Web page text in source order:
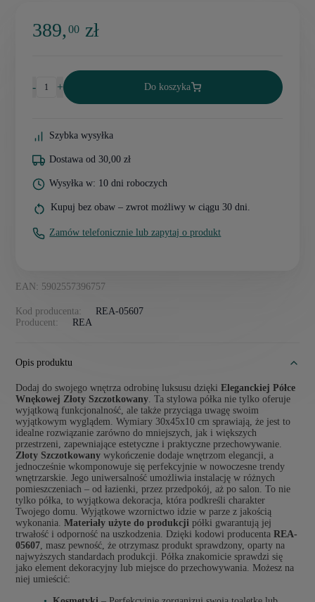
EAN: 5902557396757
Kod producenta:
REA-05607
Producent:
REA
389,00 zł
- + Do koszyka
Szybka wysyłka
Dostawa od 30,00 zł
Wysyłka w: 10 dni roboczych
Kupuj bez obaw – zwrot możliwy w ciągu 30 dni.
Zamów telefonicznie lub zapytaj o produkt
Opis produktu
Dodaj do swojego wnętrza odrobinę luksusu dziękiEleganckiej Półce
Wnękowej Złoty Szczotkowany. Ta stylowa półka nie tylko oferuje
wyjątkową funkcjonalność, ale także przyciąga uwagę swoim
wyjątkowym wyglądem. Wymiary 30x45x10 cm sprawiają, że jest to
idealne rozwiązanie zarówno do mniejszych, jak i większych
przestrzeni, zapewniające estetyczne i praktyczne przechowywanie.
Złoty Szczotkowany wykończenie dodaje wnętrzom elegancji, a
jednocześnie wkomponowuje się perfekcyjnie w nowoczesne trendy
wnętrzarskie. Jego uniwersalność umożliwia instalację w różnych
pomieszczeniach – od łazienki, przez przedpokój, aż po salon. To nie
tylko półka, to wyjątkowa dekoracja, która podkreśli charakter
Twojego domu. Wyjątkowe wzornictwo idzie w parze z jakością
wykonania.Materiały użyte do produkcji półki gwarantują jej
trwałość i odporność na uszkodzenia. Dzięki kodowi producentaREA-
05607, masz pewność, że otrzymasz produkt sprawdzony, oparty na
najwyższych standardach produkcji. Półka znakomicie sprawdzi się
jako element dekoracyjny lub miejsce do przechowywania. Możesz na
niej umieścić: